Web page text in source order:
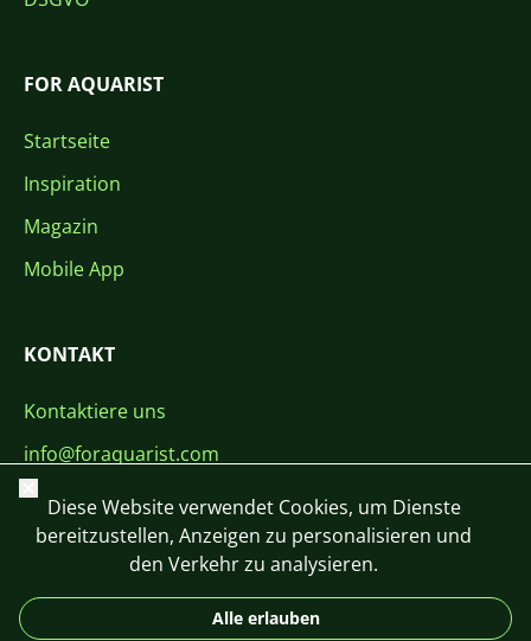
FOR AQUARIST
Startseite
Inspiration
Magazin
Mobile App
KONTAKT
Kontaktiere uns
info@foraquarist.com
+420 603 449 602
Schließen
Diese Website verwendet Cookies, um Dienste
bereitzustellen, Anzeigen zu personalisieren und
den Verkehr zu analysieren.
Alle erlauben